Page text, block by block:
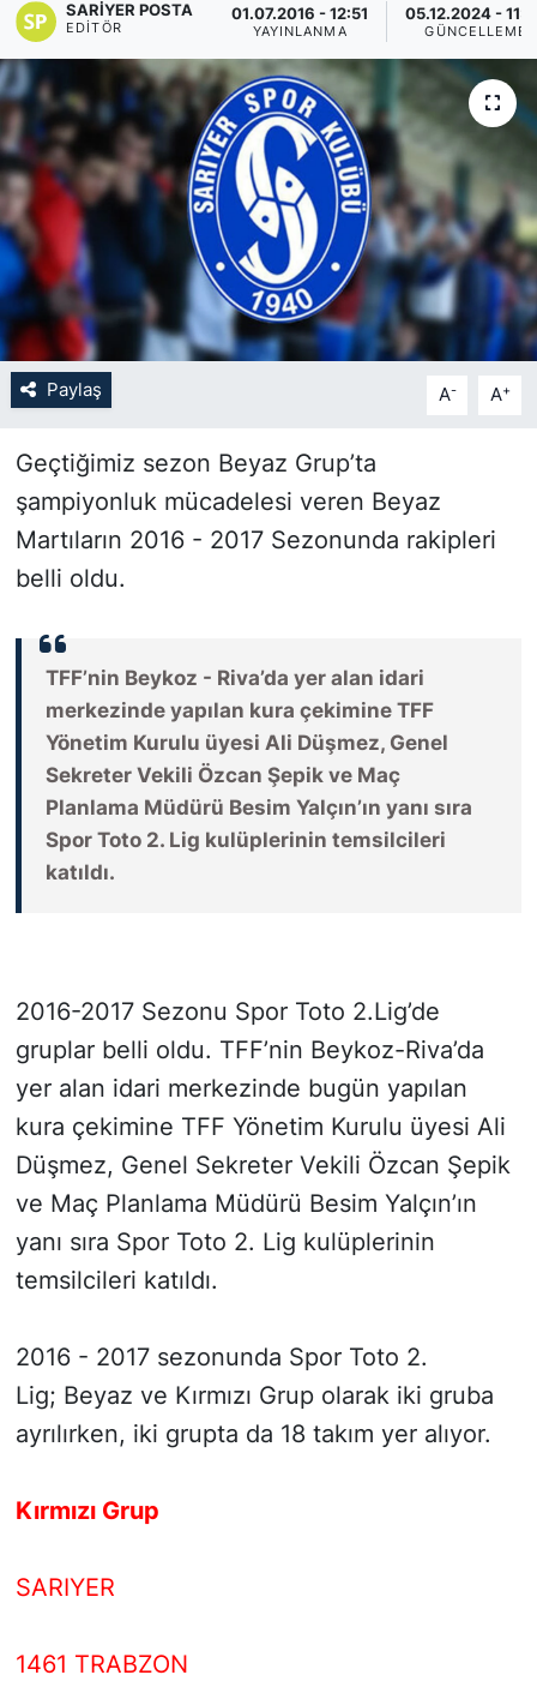
SARIYER POSTA
EDITÖR
01.07.2016 - 12:51
YAYINLANMA
05.12.2024 -
GÜNCELLEME
Paylaş A- A+
Geçtiğimiz sezon Beyaz Grup’ta
şampiyonluk mücadelesi veren Beyaz
Martıların 2016 - 2017 Sezonunda rakipleri
belli oldu.
TFF’nin Beykoz - Riva’da yer alan idari
merkezinde yapılan kura çekimine TFF
Yönetim Kurulu üyesi Ali Düşmez, Genel
Sekreter Vekili Özcan Şepik ve Maç
Planlama Müdürü Besim Yalçın’ın yanı sıra
Spor Toto 2. Lig kulüplerinin temsilcileri
katıldı.
2016-2017 Sezonu Spor Toto 2.Lig’de
gruplar belli oldu. TFF’nin Beykoz-Riva’da
yer alan idari merkezinde bugün yapılan
kura çekimine TFF Yönetim Kurulu üyesi Ali
Düşmez, Genel Sekreter Vekili Özcan Şepik
ve Maç Planlama Müdürü Besim Yalçın’ın
yanı sıra Spor Toto 2. Lig kulüplerinin
temsilcileri katıldı.
2016 - 2017 sezonunda Spor Toto 2.
Lig; Beyaz ve Kırmızı Grup olarak iki gruba
ayrılırken, iki grupta da 18 takım yer alıyor.
Kırmızı Grup
SARIYER
1461 TRABZON
KÖŞE YAZILARI (Arşiv)
KÜLTÜR SANAT
MAGAZİN
RÖPORTAJ
SAĞLIK
SARIYER HABERLERİ
SARIYER İMAR BARIŞI
SEKTÖR
SİYASET
SON DAKİKA HABERİ
SPOR
TEKNOLOJİ
TÜRKİYE VE DÜNYA GÜNDEMİ